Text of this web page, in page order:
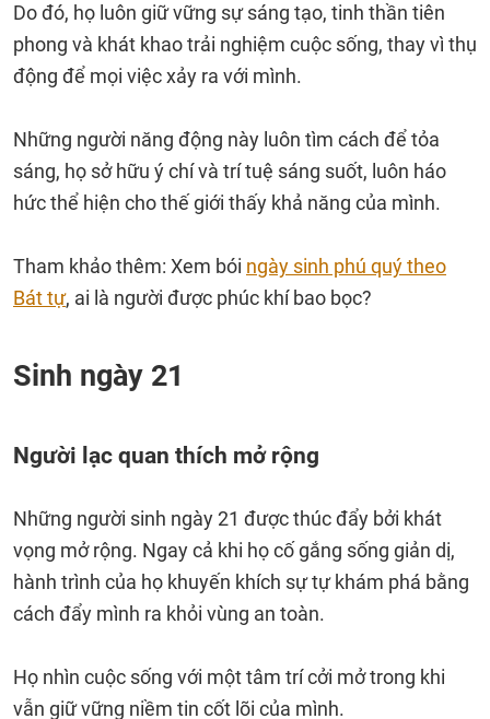
Do đó, họ luôn giữ vững sự sáng tạo, tinh thần tiên
phong và khát khao trải nghiệm cuộc sống, thay vì thụ
động để mọi việc xảy ra với mình.
Những người năng động này luôn tìm cách để tỏa
sáng, họ sở hữu ý chí và trí tuệ sáng suốt, luôn háo
hức thể hiện cho thế giới thấy khả năng của mình.
Tham khảo thêm: Xem bói ngày sinh phú quý theo
Bát tự, ai là người được phúc khí bao bọc?
Sinh ngày 21
Người lạc quan thích mở rộng
Những người sinh ngày 21 được thúc đẩy bởi khát
vọng mở rộng. Ngay cả khi họ cố gắng sống giản dị,
hành trình của họ khuyến khích sự tự khám phá bằng
cách đẩy mình ra khỏi vùng an toàn.
Họ nhìn cuộc sống với một tâm trí cởi mở trong khi
vẫn giữ vững niềm tin cốt lõi của mình.